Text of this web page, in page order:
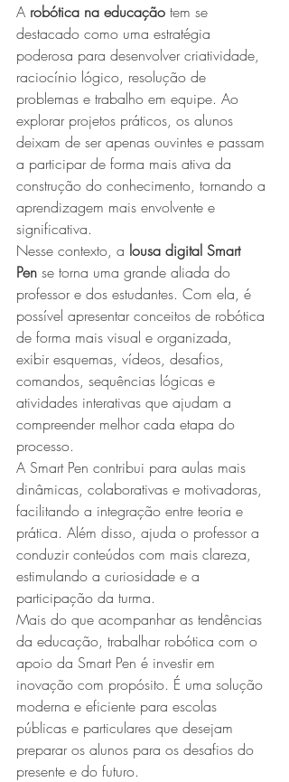
A robótica na educação tem se
destacado como uma estratégia
poderosa para desenvolver criatividade,
raciocínio lógico, resolução de
problemas e trabalho em equipe. Ao
explorar projetos práticos, os alunos
deixam de ser apenas ouvintes e passam
a participar de forma mais ativa da
construção do conhecimento, tornando a
aprendizagem mais envolvente e
significativa.
Nesse contexto, a lousa digital Smart
Pen se torna uma grande aliada do
professor e dos estudantes. Com ela, é
possível apresentar conceitos de robótica
de forma mais visual e organizada,
exibir esquemas, vídeos, desafios,
comandos, sequências lógicas e
atividades interativas que ajudam a
compreender melhor cada etapa do
processo.
A Smart Pen contribui para aulas mais
dinâmicas, colaborativas e motivadoras,
facilitando a integração entre teoria e
prática. Além disso, ajuda o professor a
conduzir conteúdos com mais clareza,
estimulando a curiosidade e a
participação da turma.
Mais do que acompanhar as tendências
da educação, trabalhar robótica com o
apoio da Smart Pen é investir em
inovação com propósito. É uma solução
moderna e eficiente para escolas
públicas e particulares que desejam
preparar os alunos para os desafios do
presente e do futuro.